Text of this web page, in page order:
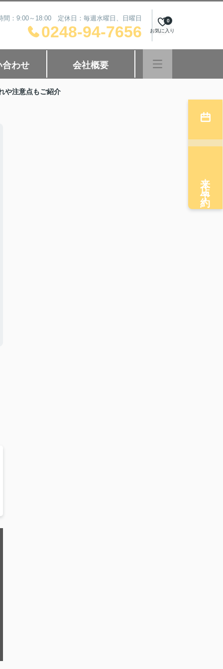
間：9:00～18:00 定休日：毎週水曜日、日曜日
0248-94-7656 お気に入り
0
合わせ 会社概要
や注意点もご紹介
来店予約